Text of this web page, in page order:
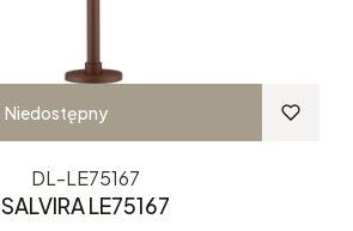
Niedostępny
DL-LE75167
SALVIRA LE75167